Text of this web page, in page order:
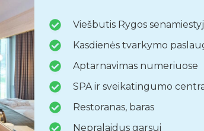
Viešbutis Rygos
Kasdienės tvarkymo
Aptarnavimas numeriuose
SPA ir sveikatingumo
Restoranas, baras
Nepralaidus garsui